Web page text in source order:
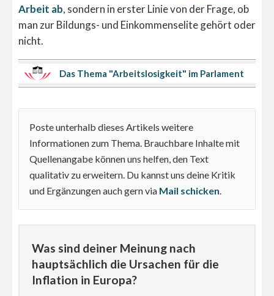
Arbeit ab, sondern in erster Linie von der Frage, ob
man zur Bildungs- und Einkommenselite gehört oder
nicht.
Das Thema "Arbeitslosigkeit" im Parlament
Poste unterhalb dieses Artikels weitere
Informationen zum Thema. Brauchbare Inhalte mit
Quellenangabe können uns helfen, den Text
qualitativ zu erweitern. Du kannst uns deine Kritik
und Ergänzungen auch gern via Mail schicken.
Was sind deiner Meinung nach
hauptsächlich die Ursachen für die
Inflation in Europa?